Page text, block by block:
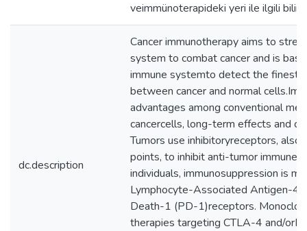
veimmünoterapideki yeri ile ilgili
dc.description
Cancer immunotherapy aims to
system to combat cancer and is
immune systemto detect the finest
between cancer and normal
advantages among conventional
cancercells, long-term effects and
Tumors use inhibitoryreceptors, also
points, to inhibit anti-tumor
individuals, immunosuppression is
Lymphocyte-Associated Antigen-4
Death-1 (PD-1)receptors.
therapies targeting CTLA-4 and/